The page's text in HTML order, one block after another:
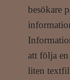
besökare
att följa en
liten textfil